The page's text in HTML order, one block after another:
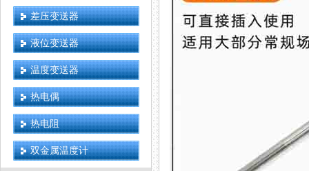
差压变送器
液位变送器
温度变送器
热电偶
热电阻
双金属温度计